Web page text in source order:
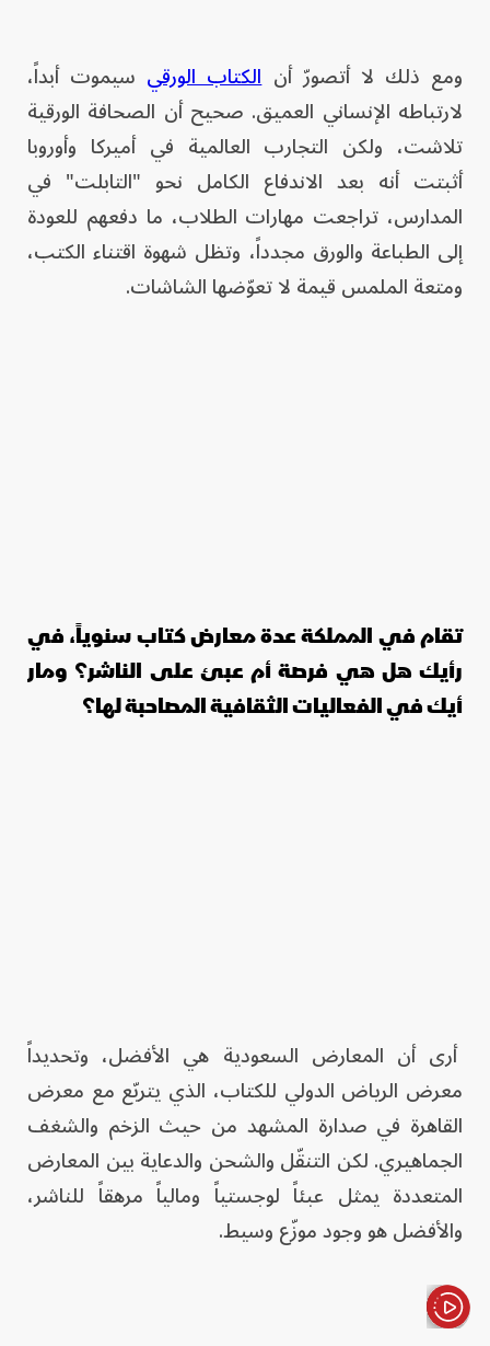
ومع ذلك لا أتصورّ أنالكتاب الورقي سيموت أبداً،
لارتباطه الإنساني العميق. صحيح أن الصحافة الورقية
تلاشت، ولكن التجارب العالمية في أميركا وأوروبا
أثبتت أنه بعد الاندفاع الكامل نحو "التابلت" في
المدارس، تراجعت مهارات الطلاب، ما دفعهم للعودة
إلى الطباعة والورق مجدداً، وتظل شهوة اقتناء الكتب،
ومتعة الملمس قيمة لا تعوّضها الشاشات.
تقام في المملكة عدة معارض كتاب سنوياً، في
رأيك هل هي فرصة أم عبئ على الناشر؟ ومار
أيك في الفعاليات الثقافية المصاحبة لها؟
أرى أن المعارض السعودية هي الأفضل، وتحديداً
معرض الرياض الدولي للكتاب، الذي يتربّع مع معرض
القاهرة في صدارة المشهد من حيث الزخم والشغف
الجماهيري. لكن التنقّل والشحن والدعاية بين المعارض
المتعددة يمثل عبئاً لوجستياً ومالياً مرهقاً للناشر،
والأفضل هو وجود موزّع وسيط.